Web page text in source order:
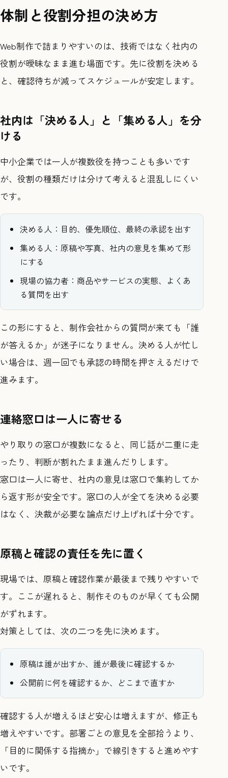
体制と役割分担の決め方
Web制作で詰まりやすいのは、技術ではなく社内の
役割が曖昧なまま進む場面です。先に役割を決める
と、確認待ちが減ってスケジュールが安定します。
社内は「決める人」と「集める人」を分
ける
中小企業では一人が複数役を持つことも多いです
が、役割の種類だけは分けて考えると混乱しにくい
です。
決める人：目的、優先順位、最終の承認を出す
集める人：原稿や写真、社内の意見を集めて形
にする
現場の協力者：商品やサービスの実態、よくあ
る質問を出す
この形にすると、制作会社からの質問が来ても「誰
が答えるか」が迷子になりません。決める人が忙し
い場合は、週一回でも承認の時間を押さえるだけで
進みます。
連絡窓口は一人に寄せる
やり取りの窓口が複数になると、同じ話が二重に走
ったり、判断が割れたまま進んだりします。
窓口は一人に寄せ、社内の意見は窓口で集約してか
ら返す形が安全です。窓口の人が全てを決める必要
はなく、決裁が必要な論点だけ上げれば十分です。
原稿と確認の責任を先に置く
現場では、原稿と確認作業が最後まで残りやすいで
す。ここが遅れると、制作そのものが早くても公開
がずれます。
対策としては、次の二つを先に決めます。
原稿は誰が出すか、誰が最後に確認するか
公開前に何を確認するか、どこまで直すか
確認する人が増えるほど安心は増えますが、修正も
増えやすいです。部署ごとの意見を全部拾うより、
「目的に関係する指摘か」で線引きすると進めやす
いです。